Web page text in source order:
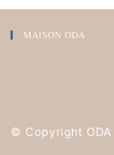
MAISON ODA
© Copyright